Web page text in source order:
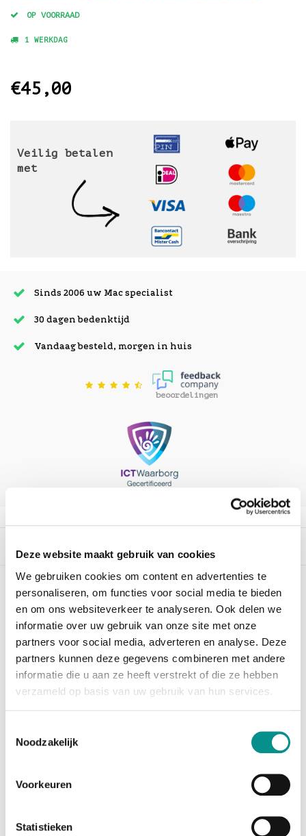
Deze website maakt gebruik van cookies
We gebruiken cookies om content en advertenties te
personaliseren, om functies voor social media te bieden
en om ons websiteverkeer te analyseren. Ook delen we
informatie over uw gebruik van onze site met onze
partners voor social media, adverteren en analyse. Deze
partners kunnen deze gegevens combineren met andere
informatie die u aan ze heeft verstrekt of die ze hebben
verzameld op basis van uw gebruik van hun services.
Noodzakelijk
Voorkeuren
Statistieken
OP VOORRAAD
1 WERKDAG
€45,00
Veilig betalen
met
Sinds 2006 uw Mac specialist
30 dagen bedenktijd
Vandaag besteld, morgen in huis
beoordelingen
OWC HDD Upgrade voor iMac model 2011
Is de harde schijf van uw iMac model 2011 stuk of
wilt u een grotere harde schijf plaatsen? Dan bent u
genoodzaakt bij Apple de hoofdprijs te betalen voor
een standaard harde schijf. Wilt u deze zelf
en houdt u geen rekening met de thermal sensor? Dan
wordt u geconfronteerd met een fan die op hol slaat.
verleden tijd. Deze upgrade bevat een HDD power
met thermal sensor module die ervoor zorgt dat de
fan gewoon doet wat die moet doen.
Om deze reparatie uit te voeren heeft u de volgende
tools nodig: